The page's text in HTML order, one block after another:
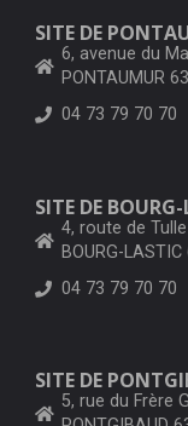
SITE DE
6, avenue du
PONTAUMUR
04 73 79 70 70
SITE DE
4, route de Tulle
BOURG-
04 73 79 70 70
SITE DE
5, rue du Frère